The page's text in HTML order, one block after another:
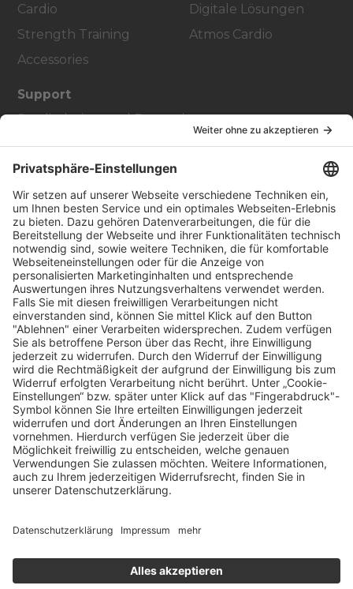
Cardio
Strength Training
Accessories
Digitale Lösungen
Atmos Cardio
Support
Studiodesign und Raumplanung
Service-Hub
Education Hub
Über
Vertriebspartner finden
Stores Finden
Rechtlich
Zugänglichkeit
Careers
Bei Facility Connect anmelden
Impressum
Datenschutzrichtlinie
Rechtliche Hinweise